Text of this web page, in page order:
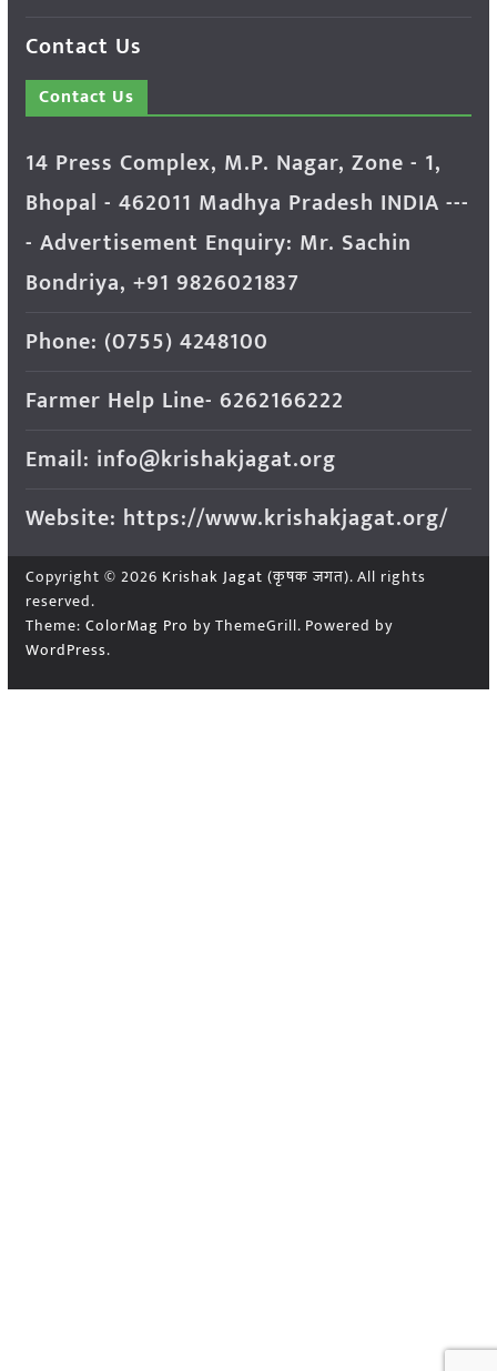
Contact Us
Contact Us
14 Press Complex, M.P. Nagar, Zone - 1,
Bhopal - 462011 Madhya Pradesh INDIA ---
- Advertisement Enquiry: Mr. Sachin
Bondriya, +91 9826021837
Phone: (0755) 4248100
Farmer Help Line- 6262166222
Email: info@krishakjagat.org
Website: https://www.krishakjagat.org/
Copyright © 2026 Krishak Jagat (कृषक जगत). All rights
reserved.
Theme: ColorMag Pro by ThemeGrill. Powered by
WordPress.